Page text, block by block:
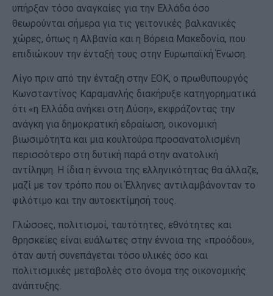
υπήρξαν τόσο αναγκαίες για την Ελλάδα όσο
θεωρούνται σήμερα για τις γειτονικές βαλκανικές
χώρες, όπως η Αλβανία και η Βόρεια Μακεδονία, που
επιδιώκουν την ένταξή τους στην Ευρωπαϊκή Ένωση.
Λίγο πριν από την ένταξη στην ΕΟΚ, ο πρωθυπουργός
Κωνσταντίνος Καραμανλής διακήρυξε κατηγορηματικά
ότι «η Ελλάδα ανήκει στη Δύση», εκφράζοντας την
ανάγκη για δημοκρατική εδραίωση, οικονομική
βιωσιμότητα και μια κουλτούρα προσανατολισμένη
περισσότερο στη δυτική παρά στην ανατολική
αντίληψη. Η ίδια η έννοια της ελληνικότητας θα άλλαζε,
μαζί με τον τρόπο που οι Έλληνες αντιλαμβάνονταν το
φιλότιμο και την αυτοεκτίμησή τους.
Γλώσσες, πολιτισμοί, ταυτότητες, εθνότητες και
θρησκείες είναι ευάλωτες στην έννοια της «προόδου»,
όταν αυτή συνεπάγεται τόσο υλικές όσο και
πολιτισμικές μεταβολές στο όνομα της οικονομικής
ανάπτυξης.